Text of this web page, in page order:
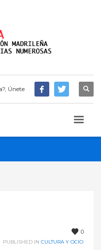
Únete
0
PUBLISHED IN CULTURA Y OCIO